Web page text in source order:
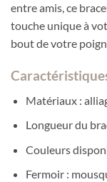
entre amis, ce
touche unique à
bout de votre
Matériaux :
Longueur du
Couleurs
Fermoir :